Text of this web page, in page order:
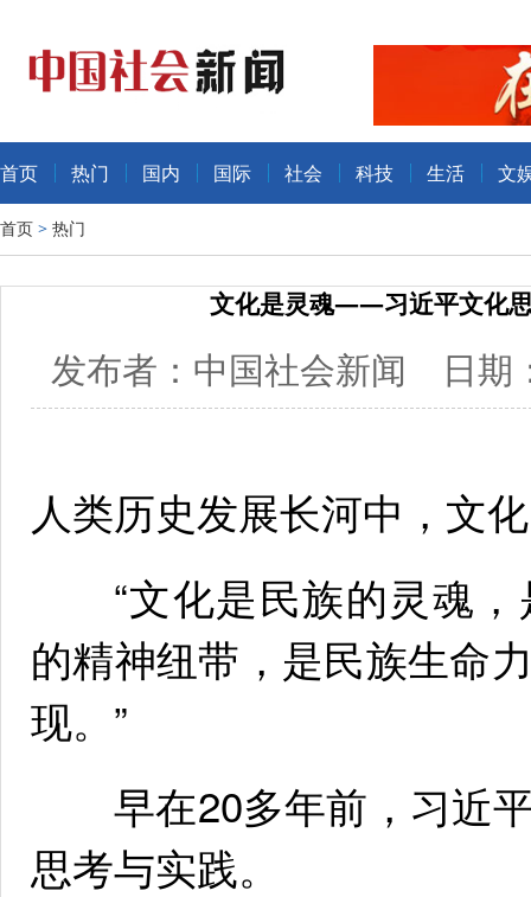
首页 热门 国内 国际 社会 科技 生活 文
首页 > 热门
文化是灵魂——习近平文化
发布者：中国社会新闻 日
人类历史发展长河中，文
“文化是民族的灵魂，
的精神纽带，是民族生命
现。”
早在20多年前，习近平
思考与实践。